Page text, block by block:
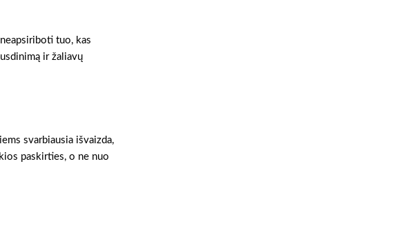
tuo, kas
ir žaliavų
svarbiausia išvaizda,
paskirties, o ne nuo